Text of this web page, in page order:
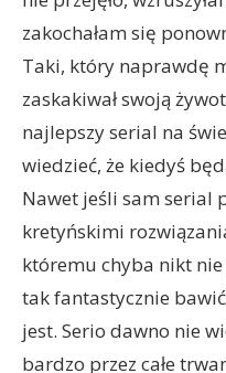
zakochałam się
Taki, który naprawdę
zaskakiwał swoją
najlepszy serial na
wiedzieć, że kiedyś
Nawet jeśli sam serial
kretyńskimi
któremu chyba nikt nie
tak fantastycznie
jest. Serio dawno nie
bardzo przez całe